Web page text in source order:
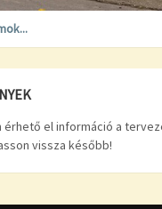
érhető el információ a
vissza később!